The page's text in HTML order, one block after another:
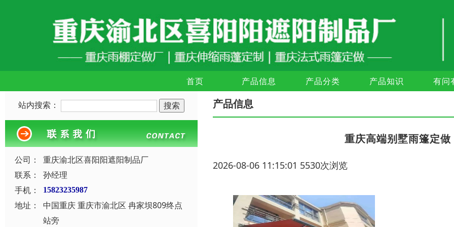
首页 产品信息 产品分类 产品知识 有问
站内搜索：
公司：
重庆渝北区喜阳阳遮阳制品厂
联系：
孙经理
手机：
15823235987
地址：
中国重庆 重庆市渝北区 冉家坝809终点
站旁
产品信息
重庆高端别墅雨篷定
2026-08-06 11:15:01 5530次浏览